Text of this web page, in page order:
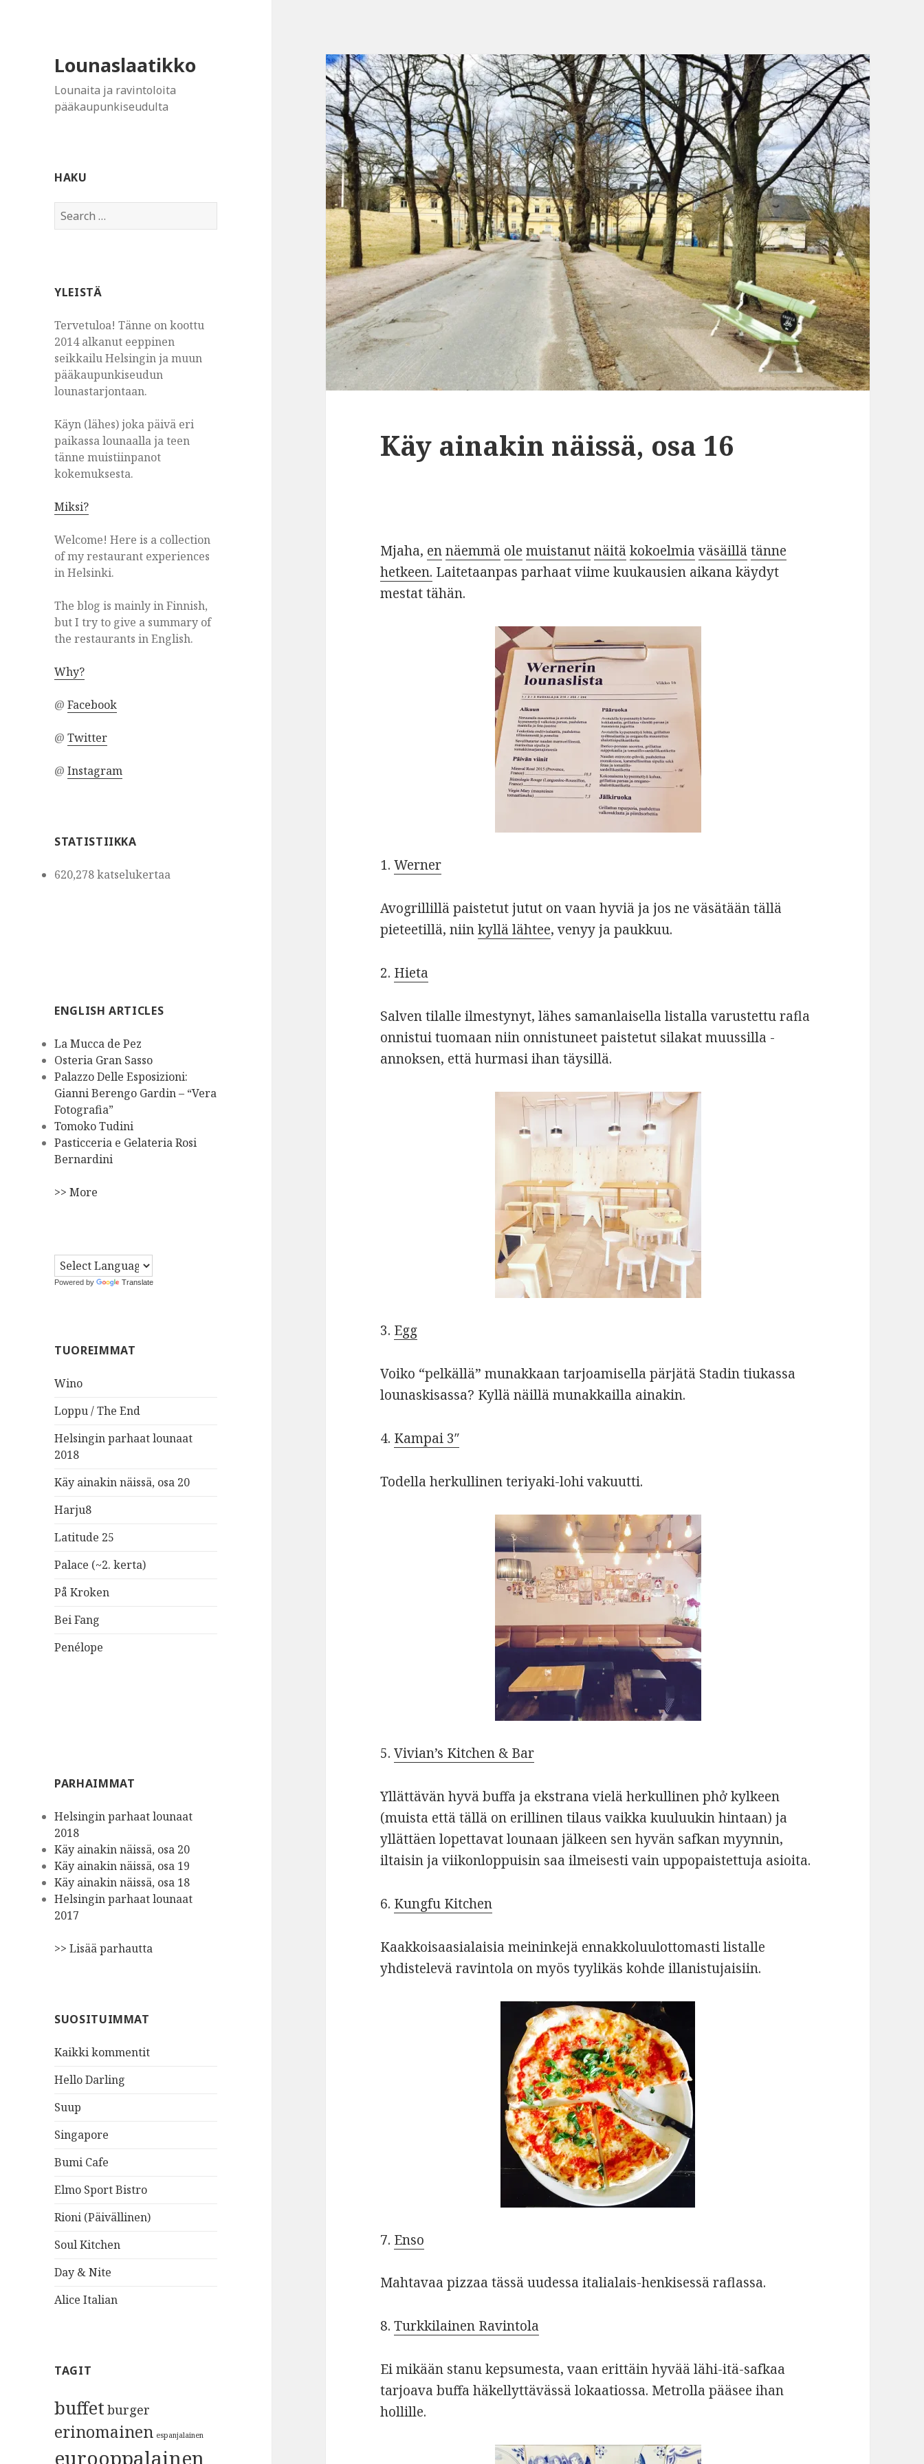
Lounaslaatikko
Lounaita ja ravintoloita
pääkaupunkiseudulta
HAKU
Search
for:
YLEISTÄ
Tervetuloa! Tänne on koottu
2014 alkanut eeppinen
seikkailu Helsingin ja muun
pääkaupunkiseudun
lounastarjontaan.
Käyn (lähes) joka päivä eri
paikassa lounaalla ja teen
tänne muistiinpanot
kokemuksesta.
Miksi?
Welcome! Here is a collection
of my restaurant experiences
in Helsinki.
The blog is mainly in Finnish,
but I try to give a summary of
the restaurants in English.
Why?
@Facebook
@Twitter
@Instagram
STATISTIIKKA
620,278 katselukertaa
ENGLISH ARTICLES
La Mucca de Pez
Osteria Gran Sasso
Palazzo Delle Esposizioni:
Gianni Berengo Gardin – “Vera
Fotografia”
Tomoko Tudini
Pasticceria e Gelateria Rosi
Bernardini
>> More
Powered by Translate
TUOREIMMAT
Wino
Loppu / The End
Helsingin parhaat lounaat
2018
Käy ainakin näissä, osa 20
Harju8
Latitude 25
Palace (~2. kerta)
På Kroken
Bei Fang
Penélope
PARHAIMMAT
Helsingin parhaat lounaat
2018
Käy ainakin näissä, osa 20
Käy ainakin näissä, osa 19
Käy ainakin näissä, osa 18
Helsingin parhaat lounaat
2017
>> Lisää parhautta
SUOSITUIMMAT
Kaikki kommentit
Hello Darling
Suup
Singapore
Bumi Cafe
Elmo Sport Bistro
Rioni (Päivällinen)
Soul Kitchen
Day & Nite
Alice Italian
TAGIT
buffet burger
erinomainen espanjalainen
eurooppalainen
Käy ainakin näissä, osa 16
Mjaha, en näemmä ole muistanut näitä kokoelmia väsäillä tänne
hetkeen. Laitetaanpas parhaat viime kuukausien aikana käydyt
mestat tähän.
1.Werner
Avogrillillä paistetut jutut on vaan hyviä ja jos ne väsätään tällä
pieteetillä, niinkyllä lähtee, venyy ja paukkuu.
2. Hieta
Salven tilalle ilmestynyt, lähes samanlaisella listalla varustettu rafla
onnistui tuomaan niin onnistuneet paistetut silakat muussilla -
annoksen, että hurmasi ihan täysillä.
3. Egg
Voiko “pelkällä” munakkaan tarjoamisella pärjätä Stadin tiukassa
lounaskisassa? Kyllä näillä munakkailla ainakin.
4. Kampai 3″
Todella herkullinen teriyaki-lohi vakuutti.
5.Vivian’s Kitchen & Bar
Yllättävän hyvä buffa ja ekstrana vielä herkullinen phở kylkeen
(muista että tällä on erillinen tilaus vaikka kuuluukin hintaan) ja
yllättäen lopettavat lounaan jälkeen sen hyvän safkan myynnin,
iltaisin ja viikonloppuisin saa ilmeisesti vain uppopaistettuja asioita.
6. Kungfu Kitchen
Kaakkoisaasialaisia meininkejä ennakkoluulottomasti listalle
yhdistelevä ravintola on myös tyylikäs kohde illanistujaisiin.
7. Enso
Mahtavaa pizzaa tässä uudessa italialais-henkisessä raflassa.
8.Turkkilainen Ravintola
Ei mikään stanu kepsumesta, vaan erittäin hyvää lähi-itä-safkaa
tarjoava buffa häkellyttävässä lokaatiossa. Metrolla pääsee ihan
hollille.